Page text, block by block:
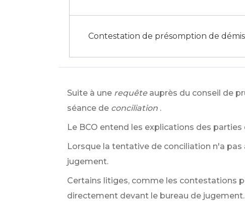
Contestation de présomption de
Suite à une requête auprès du conseil de
séance de conciliation .
Le BCO entend les explications des
Lorsque la tentative de conciliation n'a
jugement.
Certains litiges, comme les contestations
directement devant le bureau de